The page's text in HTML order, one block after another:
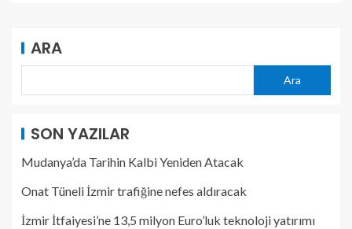
ARA
Ara
SON YAZILAR
Mudanya’da Tarihin Kalbi Yeniden Atacak
Onat Tüneli İzmir trafiğine nefes aldıracak
İzmir İtfaiyesi’ne 13,5 milyon Euro’luk teknoloji yatırımı